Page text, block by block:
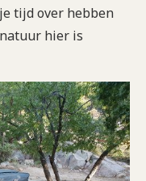
tijd over hebben
hier is